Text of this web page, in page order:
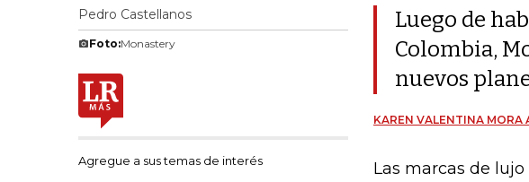
Pedro Castellanos
Foto:Monastery
Agregue a sus temas de interés
Luego de
Colombia,
nuevos
KAREN VALENTINA MORA
Las marcas de